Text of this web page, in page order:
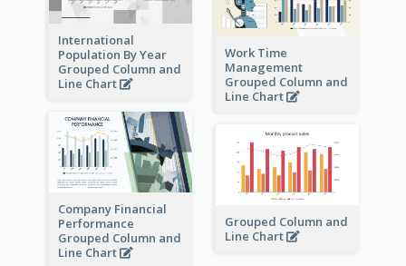
International
Population By Year
Grouped Column and
Line Chart
Work Time
Management
Grouped Column and
Line Chart
Company Financial
Performance
Grouped Column and
Line Chart
Grouped Column and
Line Chart